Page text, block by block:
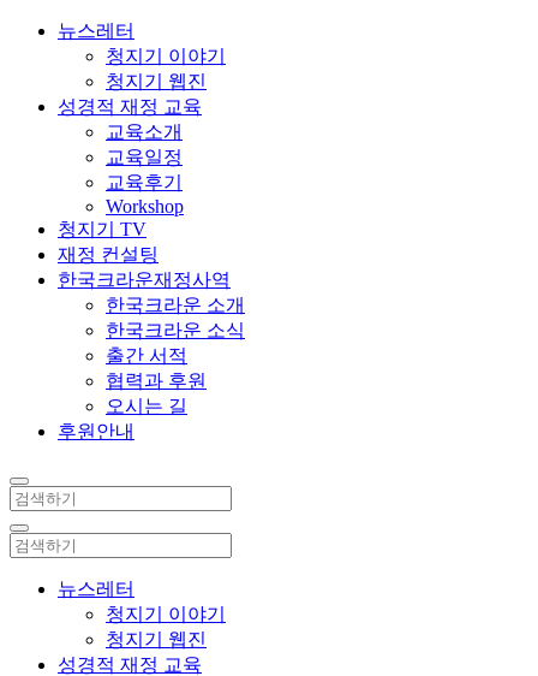
뉴스레터
청지기 이야기
청지기 웹진
성경적 재정 교육
교육소개
교육일정
교육후기
Workshop
청지기 TV
재정 컨설팅
한국크라운재정사역
한국크라운 소개
한국크라운 소식
출간 서적
협력과 후원
오시는 길
후원안내
뉴스레터
청지기 이야기
청지기 웹진
성경적 재정 교육